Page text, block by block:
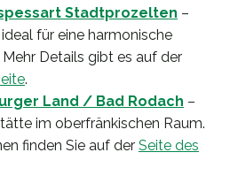
Stadtprozelten –
für eine harmonische
Details gibt es auf der
.
Land / Bad Rodach –
im oberfränkischen Raum.
finden Sie auf der Seite des